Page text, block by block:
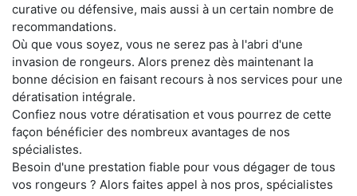
curative ou défensive, mais aussi à un certain nombre de
recommandations.
Où que vous soyez, vous ne serez pas à l'abri d'une
invasion de rongeurs. Alors prenez dès maintenant la
bonne décision en faisant recours à nos services pour une
dératisation intégrale.
Confiez nous votre dératisation et vous pourrez de cette
façon bénéficier des nombreux avantages de nos
spécialistes.
Besoin d'une prestation fiable pour vous dégager de tous
vos rongeurs ? Alors faites appel à nos pros, spécialistes